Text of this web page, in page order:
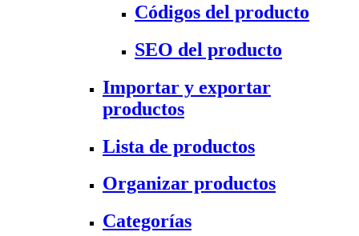
Códigos del producto
SEO del producto
Importar y exportar
productos
Lista de productos
Organizar productos
Categorías